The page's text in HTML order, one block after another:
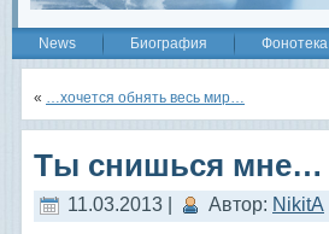
News Биография Фонотека
« …хочется обнять весь мир…
Ты снишься мне…
11.03.2013 | Автор: NikitA